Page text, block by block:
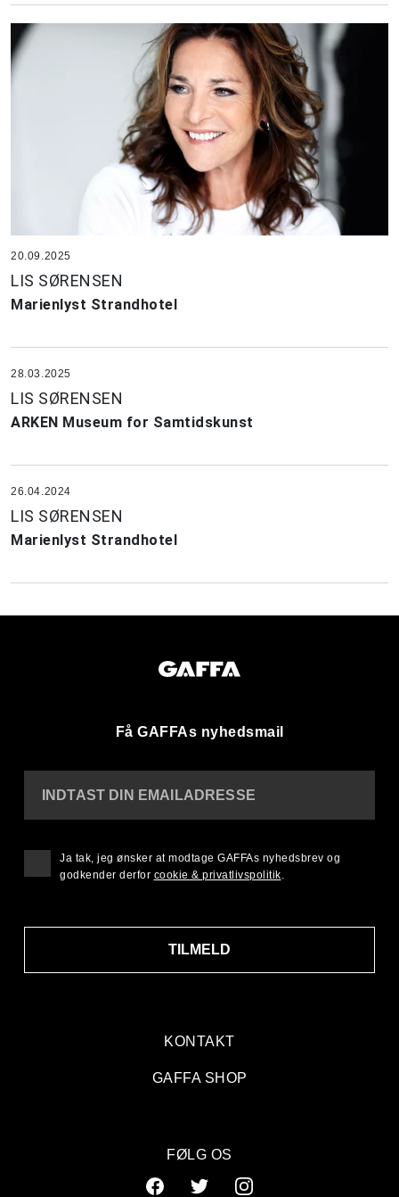
20.09.2025
LIS SØRENSEN
Marienlyst Strandhotel
28.03.2025
LIS SØRENSEN
ARKEN Museum for Samtidskunst
26.04.2024
LIS SØRENSEN
Marienlyst Strandhotel
Få GAFFAs nyhedsmail
KONTAKT
GAFFA SHOP
INDTAST DIN EMAILADRESSE
TILMELD
Ja tak, jeg ønsker at modtage GAFFAs nyhedsbrev og
godkender derfor cookie & privatlivspolitik
FØLG OS